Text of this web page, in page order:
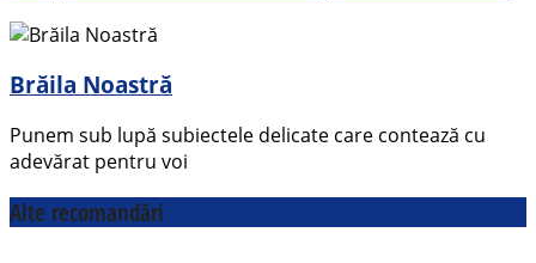
Brăila Noastră
Punem sub lupă subiectele delicate care contează cu
adevărat pentru voi
Alte recomandări